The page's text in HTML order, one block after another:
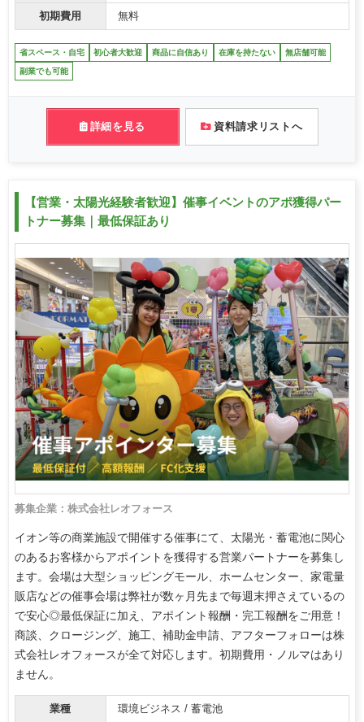
初期費用 無料
省スペース・自宅 初心者大歓迎 商品に自信あり 在庫を持たない 無店舗可能
副業でも可能
詳細を見る 資料請求リストへ
【営業・太陽光経験者歓迎】催事イベントのアポ獲得パー
トナー募集｜最低保証あり
募集企業：株式会社レオフォース
イオン等の商業施設で開催する催事にて、太陽光・蓄電池に関心
のあるお客様からアポイントを獲得する営業パートナーを募集し
ます。会場は大型ショッピングモール、ホームセンター、家電量
販店などの催事会場は弊社が数ヶ月先まで毎週末押さえているの
で安心◎最低保証に加え、アポイント報酬・完工報酬をご用意！
商談、クロージング、施工、補助金申請、アフターフォローは株
式会社レオフォースが全て対応します。初期費用・ノルマはあり
ません。
業種 環境ビジネス / 蓄電池